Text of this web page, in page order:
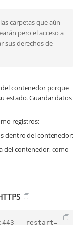
carpetas que aún
pero el acceso a
sus derechos de
contenedor porque
estado. Guardar datos
registros;
dentro del contenedor;
del contenedor, como
--restart=